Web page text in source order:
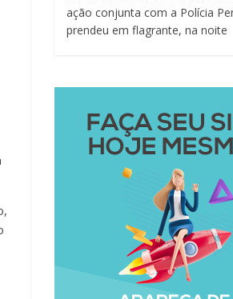
ação conjunta com a Polícia
prendeu em flagrante, na noite